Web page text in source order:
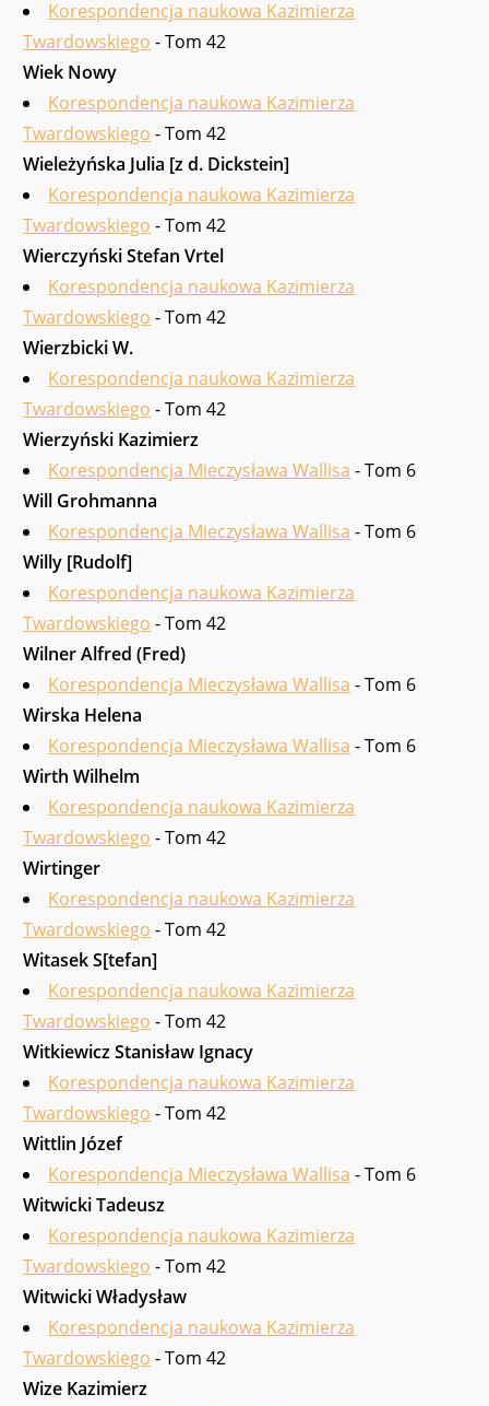
Korespondencja naukowa Kazimierza
Twardowskiego - Tom 42
Wiek Nowy
Korespondencja naukowa Kazimierza
Twardowskiego - Tom 42
Wieleżyńska Julia [z d. Dickstein]
Korespondencja naukowa Kazimierza
Twardowskiego - Tom 42
Wierczyński Stefan Vrtel
Korespondencja naukowa Kazimierza
Twardowskiego - Tom 42
Wierzbicki W.
Korespondencja naukowa Kazimierza
Twardowskiego - Tom 42
Wierzyński Kazimierz
Korespondencja Mieczysława Wallisa - Tom 6
Will Grohmanna
Korespondencja Mieczysława Wallisa - Tom 6
Willy [Rudolf]
Korespondencja naukowa Kazimierza
Twardowskiego - Tom 42
Wilner Alfred (Fred)
Korespondencja Mieczysława Wallisa - Tom 6
Wirska Helena
Korespondencja Mieczysława Wallisa - Tom 6
Wirth Wilhelm
Korespondencja naukowa Kazimierza
Twardowskiego - Tom 42
Wirtinger
Korespondencja naukowa Kazimierza
Twardowskiego - Tom 42
Witasek S[tefan]
Korespondencja naukowa Kazimierza
Twardowskiego - Tom 42
Witkiewicz Stanisław Ignacy
Korespondencja naukowa Kazimierza
Twardowskiego - Tom 42
Wittlin Józef
Korespondencja Mieczysława Wallisa - Tom 6
Witwicki Tadeusz
Korespondencja naukowa Kazimierza
Twardowskiego - Tom 42
Witwicki Władysław
Korespondencja naukowa Kazimierza
Twardowskiego - Tom 42
Wize Kazimierz